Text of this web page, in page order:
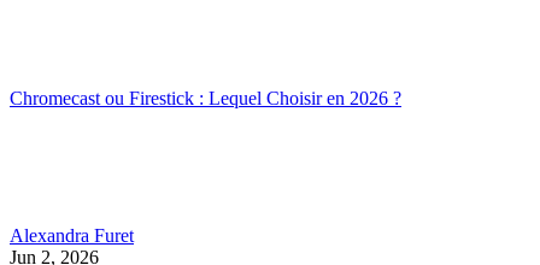
Chromecast ou Firestick : Lequel Choisir en 2026 ?
Alexandra Furet
Jun 2, 2026